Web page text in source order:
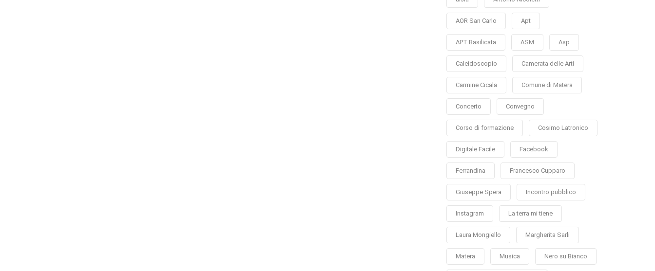
AOR San Carlo Apt
APT Basilicata ASM Asp
Caleidoscopio Camerata delle Arti
Carmine Cicala Comune di Matera
Concerto Convegno
Corso di formazione Cosimo Latronico
Digitale Facile Facebook
Ferrandina Francesco Cupparo
Giuseppe Spera Incontro pubblico
Instagram La terra mi tiene
Laura Mongiello Margherita Sarli
Matera Musica Nero su Bianco